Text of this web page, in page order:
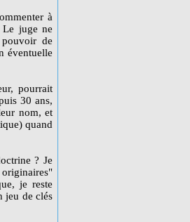
à
juge ne
de
éventuelle
pourrait
30 ans,
nom, et
quand
? Je
originaires"
je reste
jeu de clés